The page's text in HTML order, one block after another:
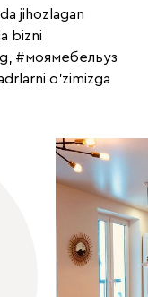
jihozlagan
bizni
#моямебельуз
o'zimizga